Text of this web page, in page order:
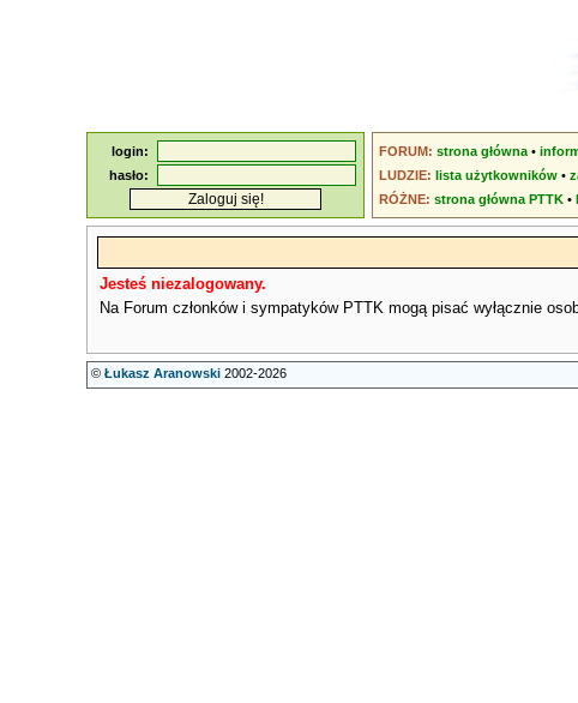
login:
hasło:
FORUM: strona główna •
LUDZIE: lista użytkowników •
RÓŻNE: strona główna PTTK •
Jesteś niezalogowany.
Na Forum członków i sympatyków PTTK mogą pisać wyłącznie
© Łukasz Aranowski 2002-2026